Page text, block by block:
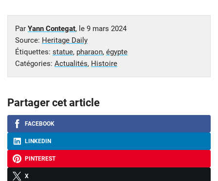
Par Yann Contegat, le 9 mars 2024
Source: Heritage Daily
Étiquettes: statue, pharaon, égypte
Catégories: Actualités, Histoire
Partager cet article
FACEBOOK
LINKEDIN
PINTEREST
X